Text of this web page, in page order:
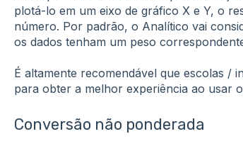
plotá-lo em um eixo de gráfico X e Y, o
número. Por padrão, o Analítico vai
os dados tenham um peso
É altamente recomendável que escolas /
para obter a melhor experiência ao usar
Conversão não ponderada